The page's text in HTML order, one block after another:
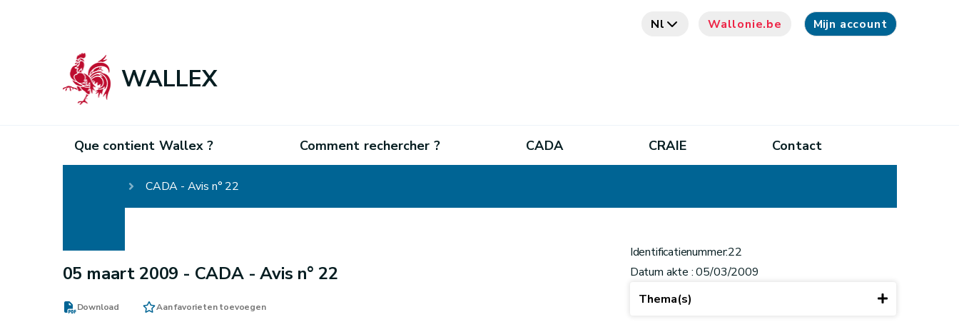
Nl Wallonie.be Mijn account
WALLEX
Que contient Wallex ? Comment rechercher ? CADA CRAIE Contact
CADA - Avis n° 22
05 maart 2009 - CADA - Avis n° 22
Download Aan favorieten toevoegen
Identificatienummer:22
Datum akte : 05/03/2009
Thema(s)